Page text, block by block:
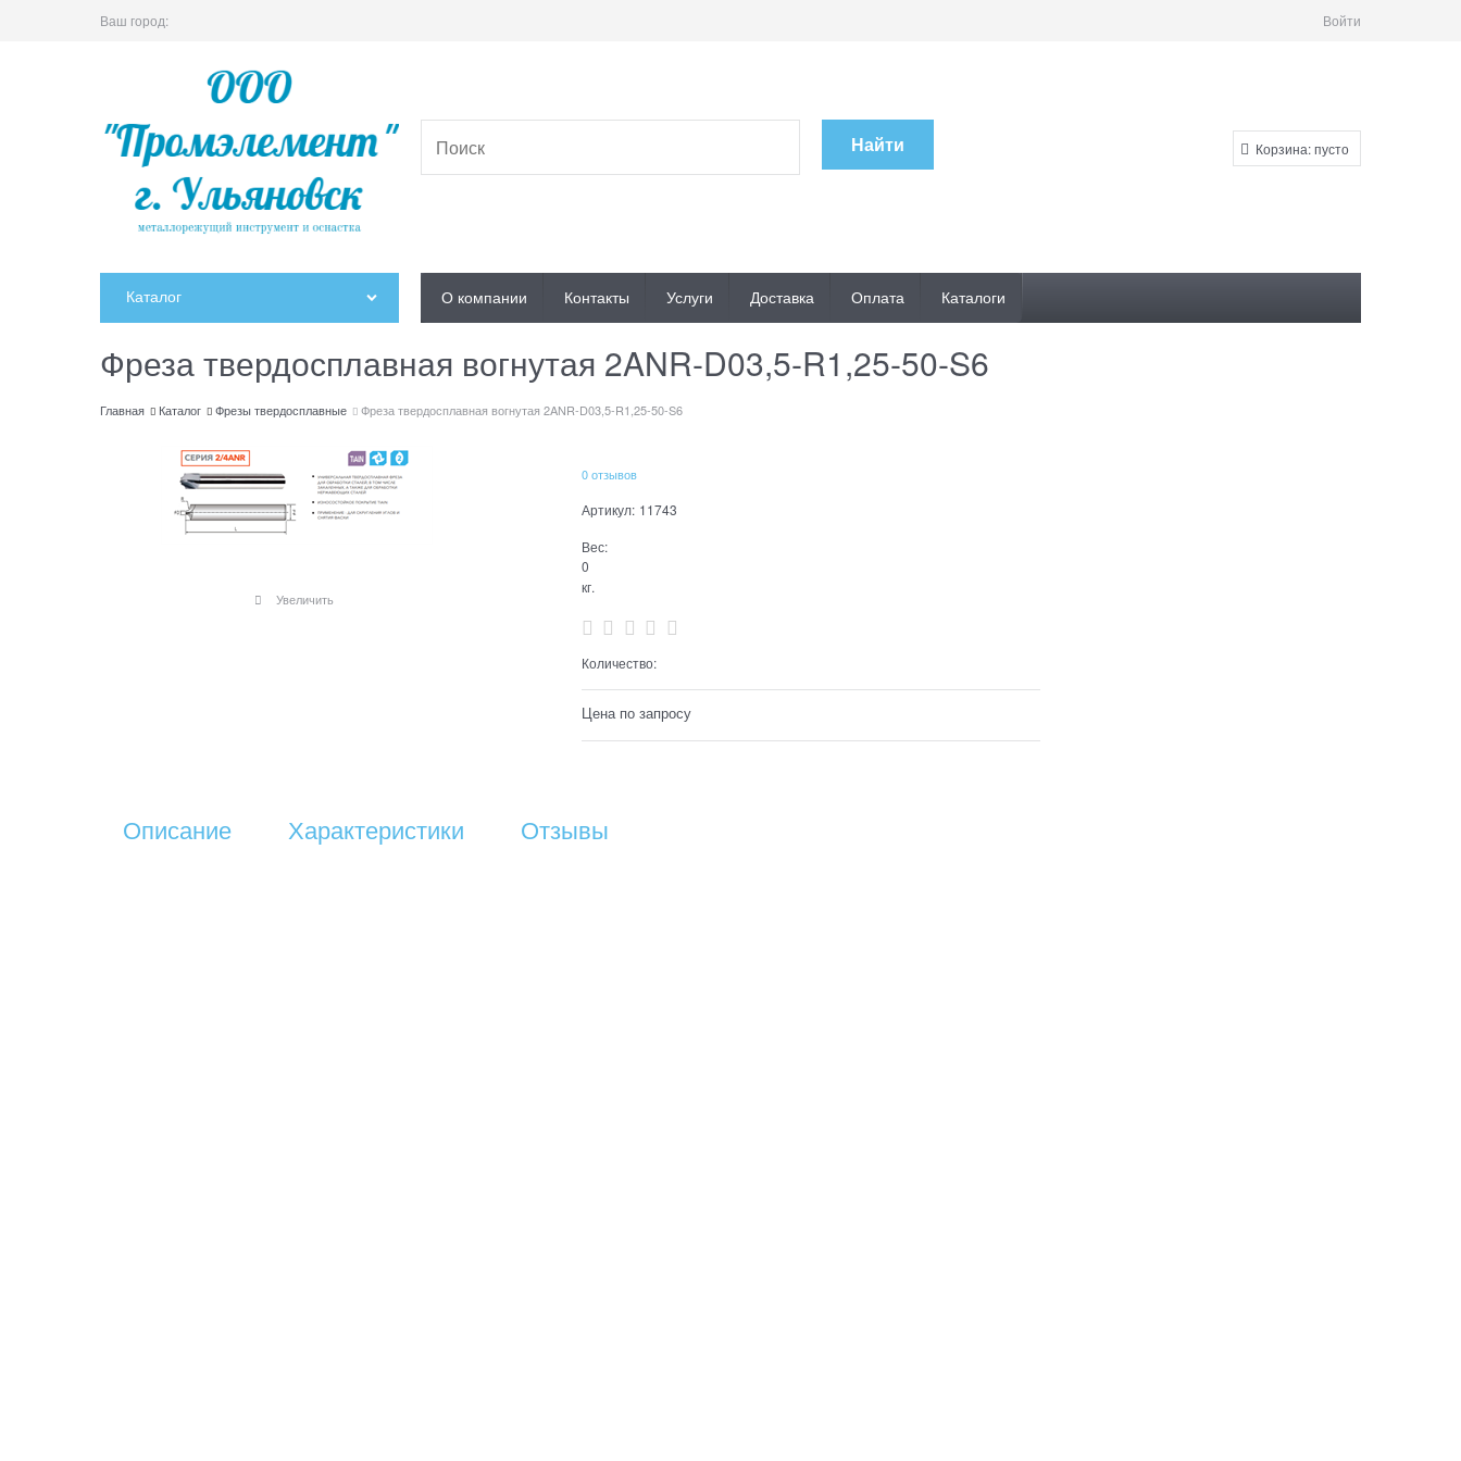
Ваш город: Войти
Найти Корзина:пусто
Каталог О компании Контакты Услуги Доставка Оплата Каталоги
Фреза твердосплавная вогнутая 2ANR-D03,5-R1,25-50-S6
Главная Каталог Фрезы твердосплавные Фреза твердосплавная вогнутая 2ANR-D03,5-R1,25-50-S6
Увеличить
0 отзывов
Артикул: 11743
Вес:
0
кг.
Количество:
Цена по запросу
Описание Характеристики Отзывы